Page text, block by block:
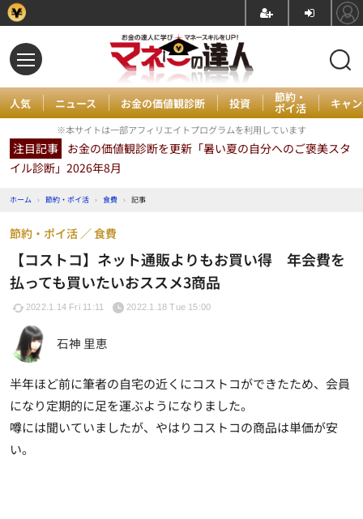
人気 ニュース お金の価値観診断 投資 節約・
ポイ活 キャ
※本サイトは一部アフィリエイトプログラムを利用しています
注目記事 お金の価値観診断を更新「暑い夏の自分へのご褒美スタ
イル診断」2026年8月
ホーム › 節約・ポイ活 › 食費 › 記事
【コストコ】ネット通販よりもお買い得 年会費を
払っても買いたいおススメ3商品
節約・ポイ活 食費
2022.1.14 Fri 11:11 2022.1.18 Tue 15:00
石神 里恵
半年ほど前に筆者の自宅の近くにコストコができたため、会員
になり定期的に足を運ぶようになりました。
噂には聞いていましたが、やはりコストコの商品は単価が安
い。